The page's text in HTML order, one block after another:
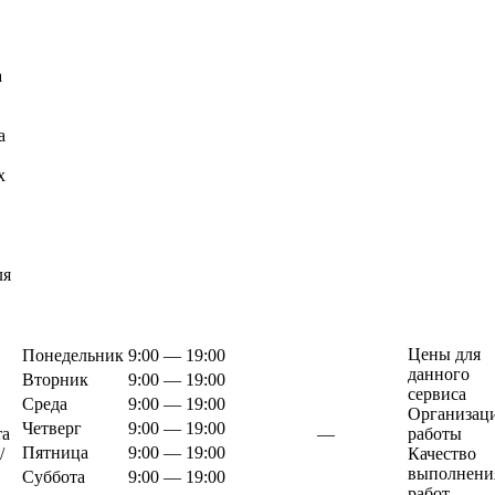
Понедельник 9:00 — 19:00
Вторник
9:00 — 19:00
Среда
9:00 — 19:00
Четверг
9:00 — 19:00
Пятница
9:00 — 19:00
Суббота
9:00 — 19:00
—
Цены для
данного
сервиса
работы
Качество